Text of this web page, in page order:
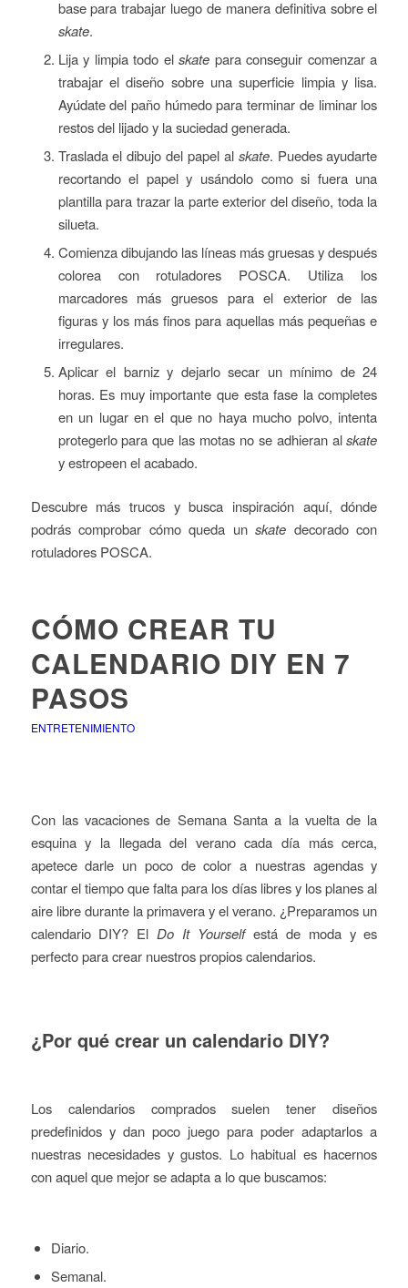
base para trabajar luego de manera definitiva sobre el
skate.
Lija y limpia todo elskate para conseguir comenzar a
trabajar el diseño sobre una superficie limpia y lisa.
Ayúdate del paño húmedo para terminar de liminar los
restos del lijado y la suciedad generada.
Traslada el dibujo del papel al skate. Puedes ayudarte
recortando el papel y usándolo como si fuera una
plantilla para trazar la parte exterior del diseño, toda la
silueta.
Comienza dibujando las líneas más gruesas y después
colorea con rotuladores POSCA. Utiliza los
marcadores más gruesos para el exterior de las
figuras y los más finos para aquellas más pequeñas e
irregulares.
Aplicar el barniz y dejarlo secar un mínimo de 24
horas. Es muy importante que esta fase la completes
en un lugar en el que no haya mucho polvo, intenta
protegerlo para que las motas no se adhieran alskate
y estropeen el acabado.
Descubre más trucos y busca inspiración aquí, dónde
podrás comprobar cómo queda unskate decorado con
rotuladores POSCA.
CÓMO CREAR TU
CALENDARIO DIY EN 7
PASOS
ENTRETENIMIENTO
Con las vacaciones de Semana Santa a la vuelta de la
esquina y la llegada del verano cada día más cerca,
apetece darle un poco de color a nuestras agendas y
contar el tiempo que falta para los días libres y los planes al
aire libre durante la primavera y el verano. ¿Preparamos un
calendario DIY? El Do It Yourselfestá de moda y es
perfecto para crear nuestros propios calendarios.
¿Por qué crear un calendario DIY?
Los calendarios comprados suelen tener diseños
predefinidos y dan poco juego para poder adaptarlos a
nuestras necesidades y gustos. Lo habitual es hacernos
con aquel que mejor se adapta a lo que buscamos:
Diario.
Semanal.